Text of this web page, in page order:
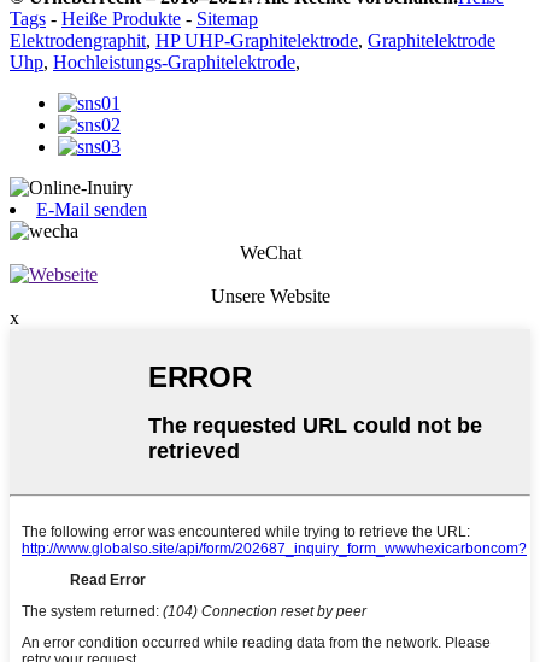
Tags - Heiße Produkte - Sitemap
Elektrodengraphit, HP UHP-Graphitelektrode, Graphitelektrode
Uhp, Hochleistungs-Graphitelektrode,
E-Mail senden
WeChat
Unsere Website
x